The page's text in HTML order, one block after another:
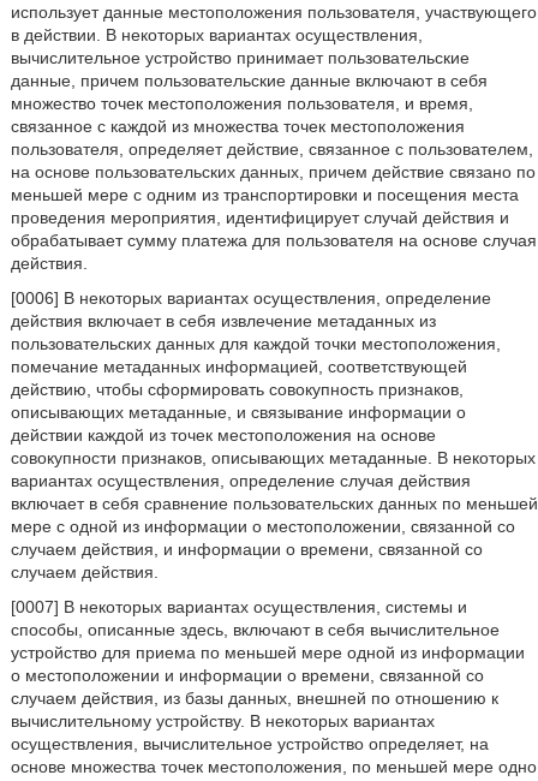
использует данные местоположения пользователя, участвующего
в действии. В некоторых вариантах осуществления,
вычислительное устройство принимает пользовательские
данные, причем пользовательские данные включают в себя
множество точек местоположения пользователя, и время,
связанное с каждой из множества точек местоположения
пользователя, определяет действие, связанное с пользователем,
на основе пользовательских данных, причем действие связано по
меньшей мере с одним из транспортировки и посещения места
проведения мероприятия, идентифицирует случай действия и
обрабатывает сумму платежа для пользователя на основе случая
действия.
[0006] В некоторых вариантах осуществления, определение
действия включает в себя извлечение метаданных из
пользовательских данных для каждой точки местоположения,
помечание метаданных информацией, соответствующей
действию, чтобы сформировать совокупность признаков,
описывающих метаданные, и связывание информации о
действии каждой из точек местоположения на основе
совокупности признаков, описывающих метаданные. В некоторых
вариантах осуществления, определение случая действия
включает в себя сравнение пользовательских данных по меньшей
мере с одной из информации о местоположении, связанной со
случаем действия, и информации о времени, связанной со
случаем действия.
[0007] В некоторых вариантах осуществления, системы и
способы, описанные здесь, включают в себя вычислительное
устройство для приема по меньшей мере одной из информации
о местоположении и информации о времени, связанной со
случаем действия, из базы данных, внешней по отношению к
вычислительному устройству. В некоторых вариантах
осуществления, вычислительное устройство определяет, на
основе множества точек местоположения, по меньшей мере одно